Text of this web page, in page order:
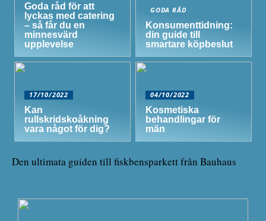
Goda råd för att
lyckas med catering
– så får du en
minnesvärd
upplevelse
GODA RÅD
Konsumenttidning:
din guide till
smartare köpbeslut
17/10/2022
Kan
rullskridskoåkning
vara något för dig?
04/10/2022
Kosmetiska
behandlingar för
män
Den ultimata guiden till fiskbensparkett från Bauhaus